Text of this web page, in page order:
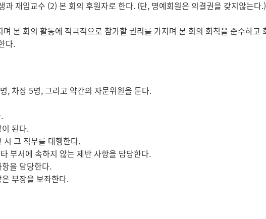
재임교수 (2) 본 회의 후원자로 한다. (단, 명예회원은 의결권을 갖지않는다.)
본 회의 활동에 적극적으로 참가할 권리를 가지며 본 회의 회칙을 준수하고
다.
, 차장 5명, 그리고 약간의 자문위원을 둔다.
된다.
시 그 직무를 대행한다.
부서에 속하지 않는 제반 사항을 담당한다.
을 담당한다.
부장을 보좌한다.